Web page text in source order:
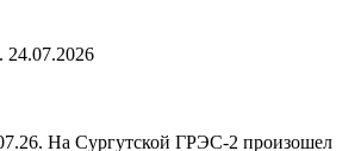
24.07.2026
На Сургутской ГРЭС-2 произошел